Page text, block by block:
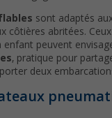
sont adaptés
côtières abritées.
enfant peuvent
, pratique pour
deux